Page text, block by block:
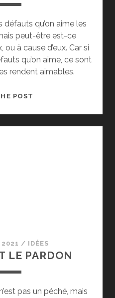
défauts qu’on aime les
peut-être est-ce
à cause d’eux. Car si
qu’on aime, ce sont
rendent aimables.
POST
2021 / IDÉES
LE PARDON
pas un péché, mais